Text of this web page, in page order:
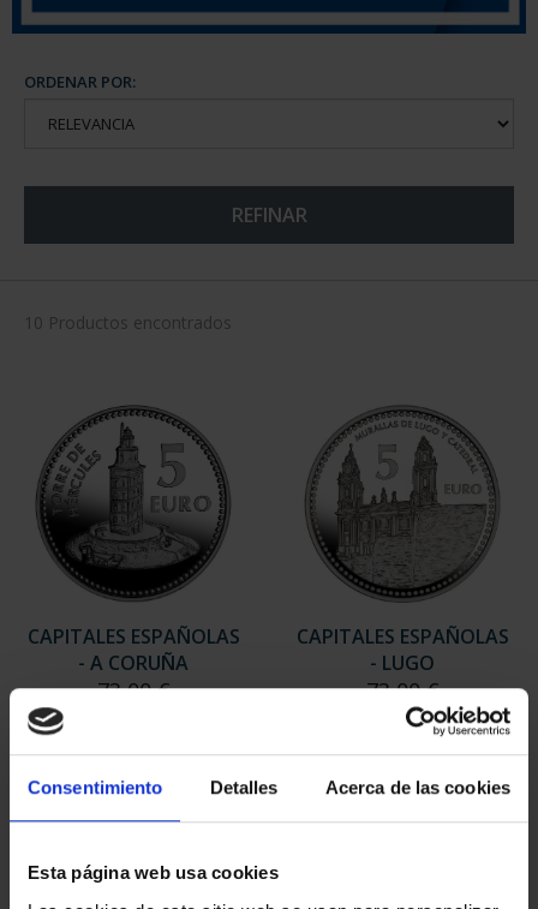
Consentimiento Detalles Acerca de las cookies
Esta página web usa cookies
ORDENAR POR:
REFINAR
10 Productos encontrados
CAPITALES ESPAÑOLAS
- A CORUÑA
73,00 €
CAPITALES ESPAÑOLAS
- LUGO
73,00 €